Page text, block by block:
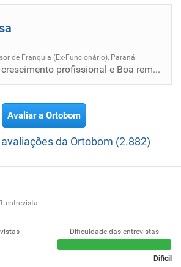
de Franquia (Ex-Funcionário), Paraná
Possibilidade de crescimento profissional e Boa remuneração.
Avaliar a Ortobom
da Ortobom (2.882)
1 entrevista
Dificuldade das entrevistas
Dificil